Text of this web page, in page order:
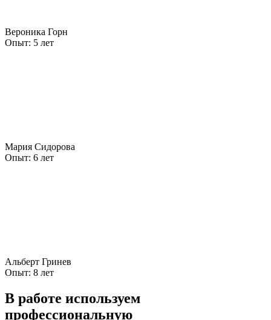
Вероника Горн
Опыт: 5 лет
Мария Сидорова
Опыт: 6 лет
Альберт Гринев
Опыт: 8 лет
В работе используем
профессиональную